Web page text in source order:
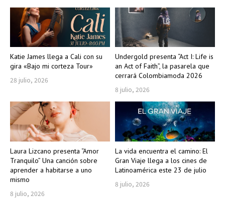
Katie James llega a Cali con su
gira «Bajo mi corteza Tour»
28 julio, 2026
Undergold presenta “Act I: Life is
an Act of Faith”, la pasarela que
cerrará Colombiamoda 2026
8 julio, 2026
Laura Lizcano presenta “Amor
Tranquilo” Una canción sobre
aprender a habitarse a uno
mismo
8 julio, 2026
La vida encuentra el camino: El
Gran Viaje llega a los cines de
Latinoamérica este 23 de julio
8 julio, 2026